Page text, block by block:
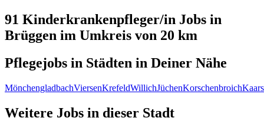
91 Kinderkrankenpfleger/in Jobs in
Brüggen im Umkreis von 20 km
Pflegejobs in Städten in Deiner Nähe
MönchengladbachViersenKrefeldWillichJüchenKorschenbroich
Weitere Jobs in dieser Stadt